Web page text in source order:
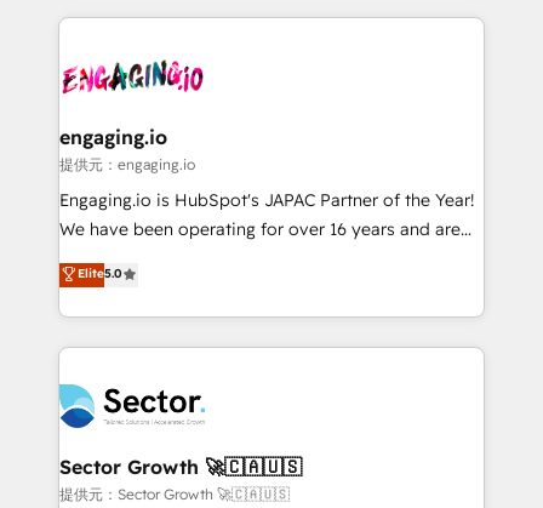
advanced optimization & adoption 📍 São Paulo, BR
• Des Moines, IA • New York, NY
dados e automatizar operações. O objetivo é
operacional de receita conectando equipes
Também somos distribuidores oficiais da HubSpot
e de mais de 150 softwares globais permitindo
contratar e pagar a HubSpot em reais com nota
fiscal no Brasil e gerar economia de até 50% na
Oferecemos ainda agentes de IA especializados em
HubSpot que automatizam tarefas executam rotinas
empresas em 13 países utilizam a Nexforce. Somos
a maior parceira da HubSpot na América Latina e
líder no ranking global de sucesso do cliente da
HubSpot.
engaging.io
提供元：engaging.io
Engaging.io is HubSpot's JAPAC Partner of the Year!
We have been operating for over 16 years and are
one of HubSpot's most experienced and technically
capable Agency Partners globally. We specialise in
complex CRM migrations, implementations,
integrations, custom CMS portal development,
businesses. Our teams are based in North America
and APAC. We are HubSpot's top-ranked Advanced
Implementation Certified Partner and we contribute
to their advisory council. We strive to do 'good work
Elite5.0
Sector Growth 🚀🇨🇦🇺🇸
提供元：Sector Growth 🚀🇨🇦🇺🇸